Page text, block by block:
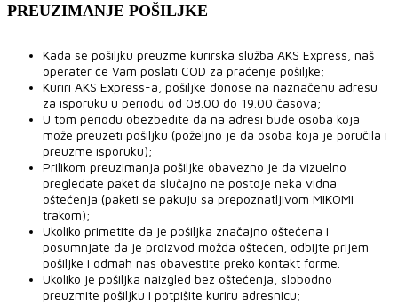
PREUZIMANJE POŠILJKE
Kada se pošiljku preuzme kurirska služba AKS Express, naš
operater će Vam poslati COD za praćenje pošiljke;
Kuriri AKS Express-a, pošiljke donose na naznačenu adresu
za isporuku u periodu od 08.00 do 19.00 časova;
U tom periodu obezbedite da na adresi bude osoba koja
može preuzeti pošiljku (poželjno je da osoba koja je poručila i
preuzme isporuku);
Prilikom preuzimanja pošiljke obavezno je da vizuelno
pregledate paket da slučajno ne postoje neka vidna
oštećenja (paketi se pakuju sa prepoznatljivom MIKOMI
trakom);
Ukoliko primetite da je pošiljka značajno oštećena i
posumnjate da je proizvod možda oštećen, odbijte prijem
pošiljke i odmah nas obavestite preko kontakt forme.
Ukoliko je pošiljka naizgled bez oštećenja, slobodno
preuzmite pošiljku i potpišite kuriru adresnicu;